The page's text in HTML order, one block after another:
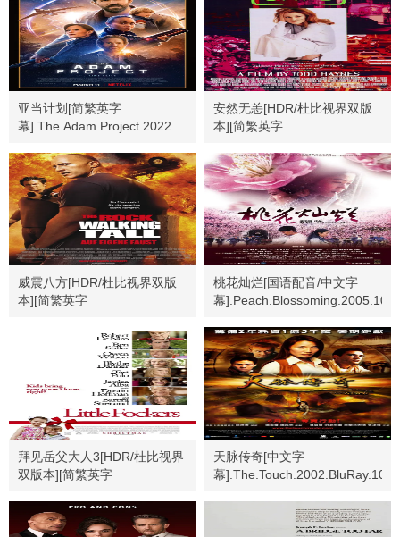
亚当计划[简繁英字
幕].The.Adam.Project.2022
安然无恙[HDR/杜比视界双版
本][简繁英字
威震八方[HDR/杜比视界双版
本][简繁英字
桃花灿烂[国语配音/中文字
幕
拜见岳父大人3[HDR/杜比视界
双版本][简繁英字
天脉传奇[中文字
幕